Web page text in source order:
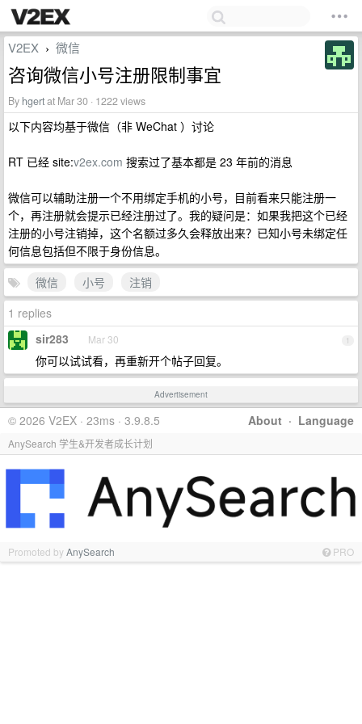
V2EX › 微信
咨询微信小号注册限制事宜
By hgertat Mar 30 · 1222 views
以下内容均基于微信（非 WeChat ）讨论
RT 已经 site:v2ex.com 搜索过了基本都是 23 年前的消息
微信可以辅助注册一个不用绑定手机的小号，目前看来只能注册一
个，再注册就会提示已经注册过了。我的疑问是：如果我把这个已经
注册的小号注销掉，这个名额过多久会释放出来？已知小号未绑定任
何信息包括但不限于身份信息。
微信
小号
注销
1 replies
1
sir283 Mar 30
你可以试试看，再重新开个帖子回复。
Advertisement
About · Language
© 2026 V2EX · 23ms · 3.9.8.5
AnySearch 学生&开发者成长计划
Promoted byAnySearch PRO